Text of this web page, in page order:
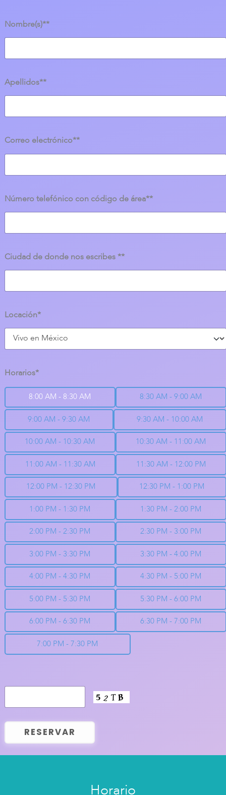
Nombre(s)**
Apellidos**
Correo electrónico**
Número telefónico con código de área**
Ciudad de donde nos escribes **
Locación*
Horarios*
8:00 AM - 8:30 AM 8:30 AM - 9:00 AM
9:00 AM - 9:30 AM 9:30 AM - 10:00 AM
10:00 AM - 10:30 AM 10:30 AM - 11:00 AM
11:00 AM - 11:30 AM 11:30 AM - 12:00 PM
12:00 PM - 12:30 PM 12:30 PM - 1:00 PM
1:00 PM - 1:30 PM 1:30 PM - 2:00 PM
2:00 PM - 2:30 PM 2:30 PM - 3:00 PM
3:00 PM - 3:30 PM 3:30 PM - 4:00 PM
4:00 PM - 4:30 PM 4:30 PM - 5:00 PM
5:00 PM - 5:30 PM 5:30 PM - 6:00 PM
6:00 PM - 6:30 PM 6:30 PM - 7:00 PM
7:00 PM - 7:30 PM
Horario